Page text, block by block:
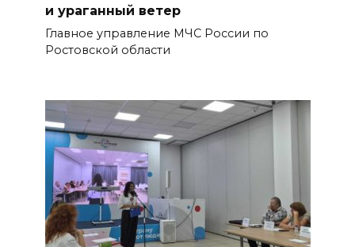
и ураганный ветер
Главное управление МЧС России по
Ростовской области